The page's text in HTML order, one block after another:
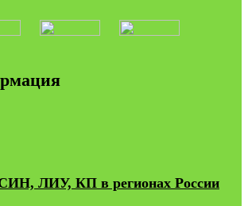
ЛИУ, КП в регионах России